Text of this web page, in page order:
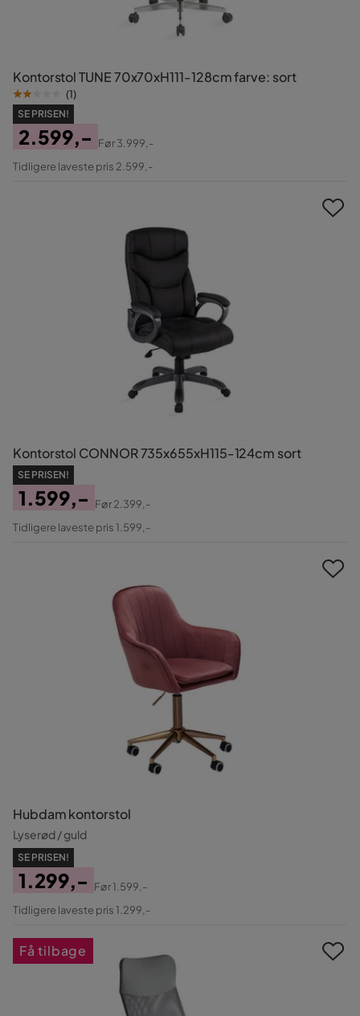
Kontorstol TUNE 70x70xH111-128cm farve: sort
(1)
SE PRISEN!
Pris
2.599,-
Original
Før3.999,-
Tidligere laveste pris 2.599,-
Kontorstol CONNOR 735x655xH115-124cm sort
SE PRISEN!
Pris
1.599,-
Original
Før2.399,-
Tidligere laveste pris 1.599,-
Hubdam kontorstol
Lyserød / guld
SE PRISEN!
Pris
1.299,-
Original
Før1.599,-
Tidligere laveste pris 1.299,-
Få tilbage